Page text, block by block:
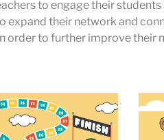
to engage their
expand their network and
order to further improve their